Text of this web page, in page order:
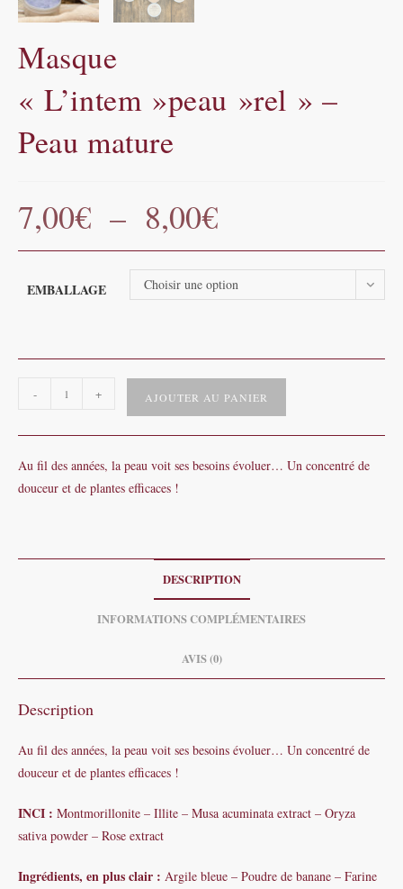
Masque
« L’intem »peau »rel » –
Peau mature
7,00€ – 8,00€Plage
de
prix :
à
8,00€
EMBALLAGE Choisir une option
Masque
- + AJOUTER AU PANIER
Au fil des années, la peau voit ses besoins évoluer… Un concentré de
douceur et de plantes efficaces !
DESCRIPTION
INFORMATIONS COMPLÉMENTAIRES
AVIS (0)
Description
Au fil des années, la peau voit ses besoins évoluer… Un concentré de
douceur et de plantes efficaces !
INCI : Montmorillonite – Illite – Musa acuminata extract – Oryza
sativa powder – Rose extract
Ingrédients, en plus clair : Argile bleue – Poudre de banane – Farine